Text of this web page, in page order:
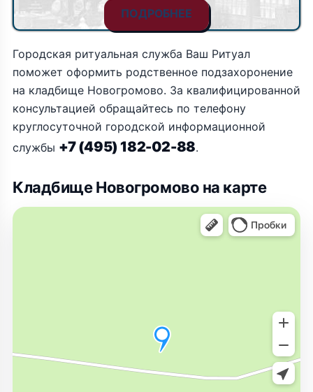
ПОДРОБНЕЕ
Городская ритуальная служба Ваш Ритуал
поможет оформить родственное подзахоронение
на кладбище Новогромово. За квалифицированной
консультацией обращайтесь по телефону
круглосуточной городской информационной
службы +7 (495) 182-02-88.
Кладбище Новогромово на карте